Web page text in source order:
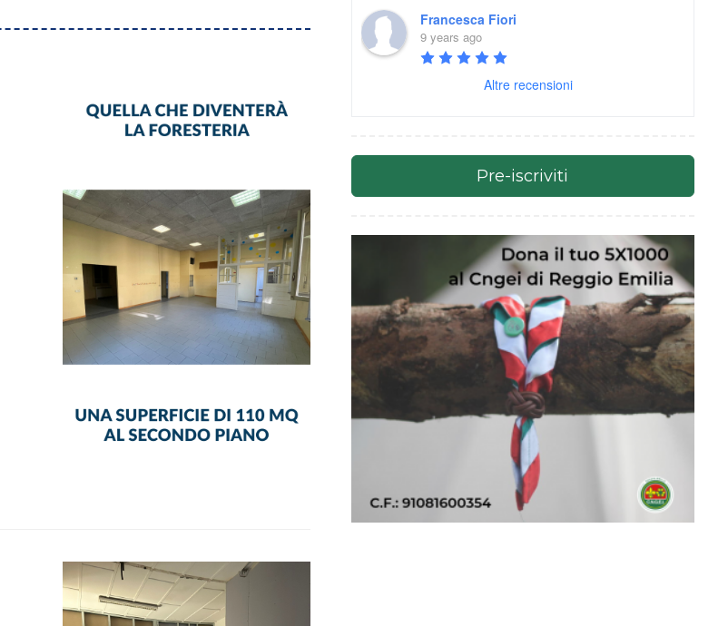
Francesca Fiori
9 years ago
Altre recensioni
Pre-iscriviti